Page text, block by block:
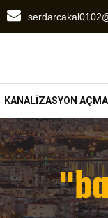
KANALİZASYON AÇMA